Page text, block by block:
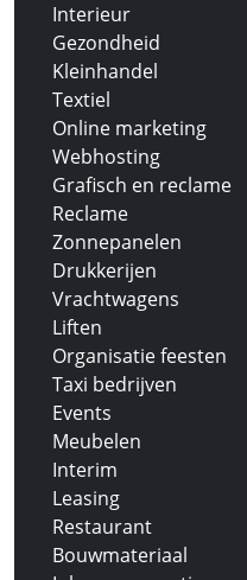
Interieur
Gezondheid
Kleinhandel
Textiel
Online marketing
Webhosting
Grafisch en reclame
Reclame
Zonnepanelen
Drukkerijen
Vrachtwagens
Liften
Organisatie feesten
Taxi bedrijven
Events
Meubelen
Interim
Leasing
Restaurant
Bouwmateriaal